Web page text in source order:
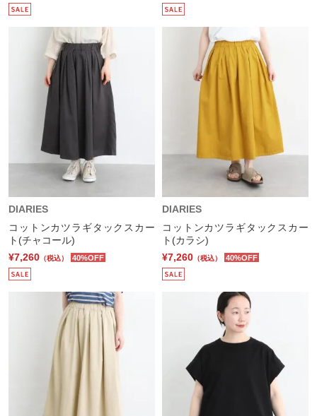
DIARIES
コットンカツラギタックスカー
ト(チャコール)
¥7,260 （税込） 40%OFF
DIARIES
コットンカツラギタックスカー
ト(カラシ)
¥7,260 （税込） 40%OFF